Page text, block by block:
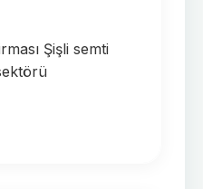
Şişli semti